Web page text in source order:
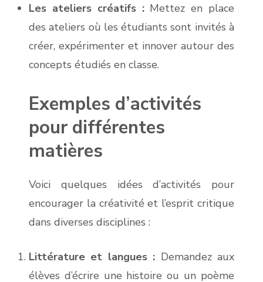
Les ateliers créatifs :Mettez en place
des ateliers où les étudiants sont invités à
créer, expérimenter et innover autour des
concepts étudiés en classe.
Exemples d’activités
pour différentes
matières
Voici quelques idées d’activités pour
encourager la créativité et l’esprit critique
dans diverses disciplines :
Littérature et langues : Demandez aux
élèves d’écrire une histoire ou un poème